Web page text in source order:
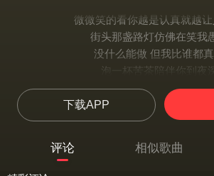
微微笑的看你越是认真就越
街头那盏路灯仿佛在笑我
没什么能做 但我比谁都
泡一杯苦茶陪伴你到夜深
你知不知道你总有一种很可
让我充满勇气抵抗冬天的
怎样做才会完美 像个男
不用等你开口先说我爱你（
下载APP
评论 相似歌曲